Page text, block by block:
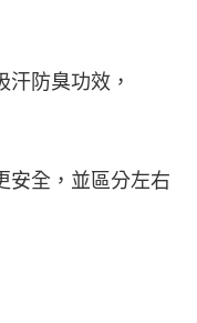
防臭功效，
安全，並區分左右